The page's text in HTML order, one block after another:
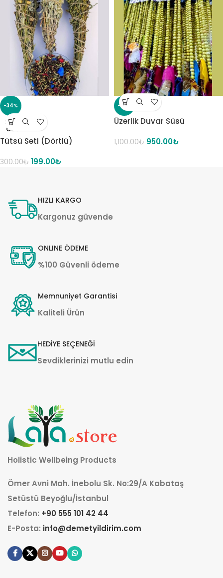
-34%
SOLD
OUT
Tütsü Seti (Dörtlü)
300.00₺ 199.00₺
-14%
Üzerlik Duvar Süsü
1,100.00₺ 950.00₺
HIZLI KARGO
Kargonuz güvende
ONLINE ÖDEME
%100 Güvenli ödeme
Memnuniyet Garantisi
Kaliteli Ürün
HEDİYE SEÇENEĞİ
Sevdiklerinizi mutlu edin
Holistic Wellbeing Products
Ömer Avni Mah. İnebolu Sk. No:29/A Kabataş
Setüstü Beyoğlu/İstanbul
Telefon: +90 555 101 42 44
E-Posta: info@demetyildirim.com